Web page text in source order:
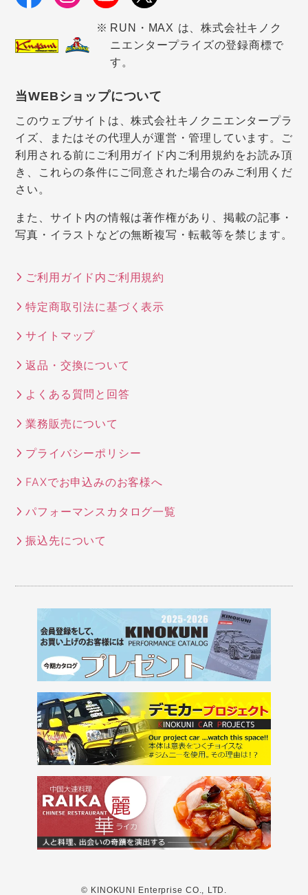
RUN・MAX は、株式会社キノク
ニエンタープライズの登録商標で
す。
当WEBショップについて
このウェブサイトは、株式会社キノクニエンタープラ
イズ、またはその代理人が運営・管理しています。ご
利用される前にご利用ガイド内ご利用規約をお読み頂
き、これらの条件にご同意された場合のみご利用くだ
さい。
また、サイト内の情報は著作権があり、掲載の記事・
写真・イラストなどの無断複写・転載等を禁じます。
ご利用ガイド内ご利用規約
特定商取引法に基づく表示
サイトマップ
返品・交換について
よくある質問と回答
業務販売について
プライバシーポリシー
FAXでお申込みのお客様へ
パフォーマンスカタログ一覧
振込先について
© KINOKUNI Enterprise CO., LTD.